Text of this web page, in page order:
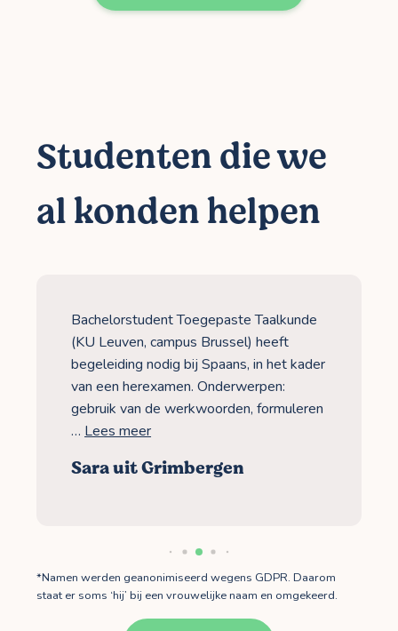
Studenten die we
al konden helpen
Bachelorstudent Toegepaste Taalkunde
(KU Leuven, campus Brussel) heeft
begeleiding nodig bij Spaans, in het kader
van een herexamen. Onderwerpen:
gebruik van de werkwoorden, formuleren
… Lees meer
Sara uit Grimbergen
*Namen werden geanonimiseerd wegens GDPR. Daarom
staat er soms ‘hij’ bij een vrouwelijke naam en omgekeerd.